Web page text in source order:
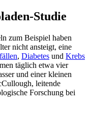
Studie
zum Beispiel haben
nicht ansteigt, eine
, Diabetes und Krebs
täglich etwa vier
und einer kleinen
leitende
Forschung bei